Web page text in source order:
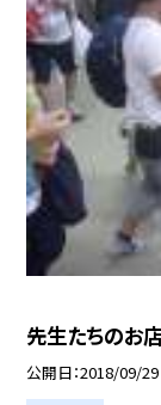
先生たちのお店
公開日 2018/09/29